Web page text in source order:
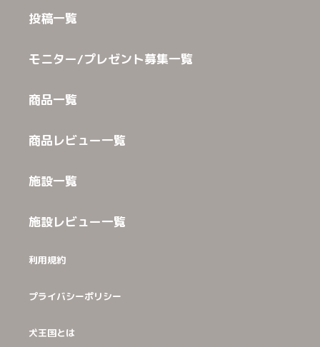
投稿一覧
モニター/プレゼント募集一覧
商品一覧
商品レビュー一覧
施設一覧
施設レビュー一覧
利用規約
プライバシーポリシー
犬王国とは